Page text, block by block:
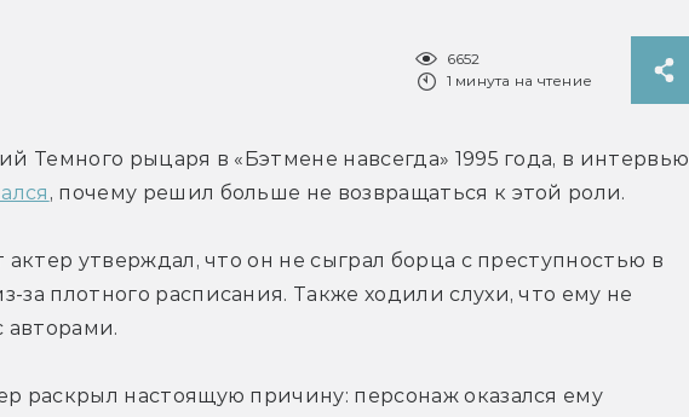
6652
1 минута на чтение
Темного рыцаря в «Бэтмене навсегда» 1995 года, в интервью
, почему решил больше не возвращаться к этой роли.
актер утверждал, что он не сыграл борца с преступностью в
плотного расписания. Также ходили слухи, что ему не
авторами.
раскрыл настоящую причину: персонаж оказался ему